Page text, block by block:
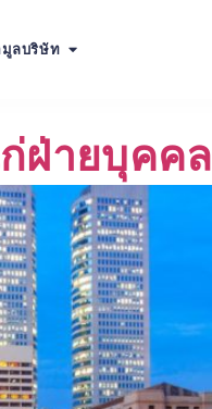
ลบริษัท
ฝ่ายบุคคล